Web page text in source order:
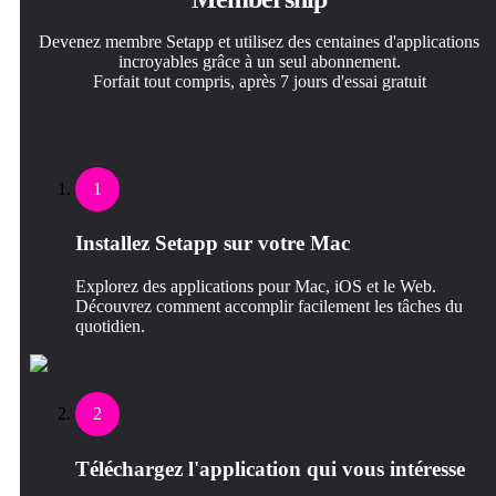
Devenez membre Setapp et utilisez des centaines d'applications
incroyables grâce à un seul abonnement.
Forfait tout compris, après 7 jours d'essai gratuit
1
Installez Setapp sur votre Mac
Explorez des applications pour Mac, iOS et le Web.
Découvrez comment accomplir facilement les tâches du
quotidien.
2
Téléchargez l'application qui vous intéresse